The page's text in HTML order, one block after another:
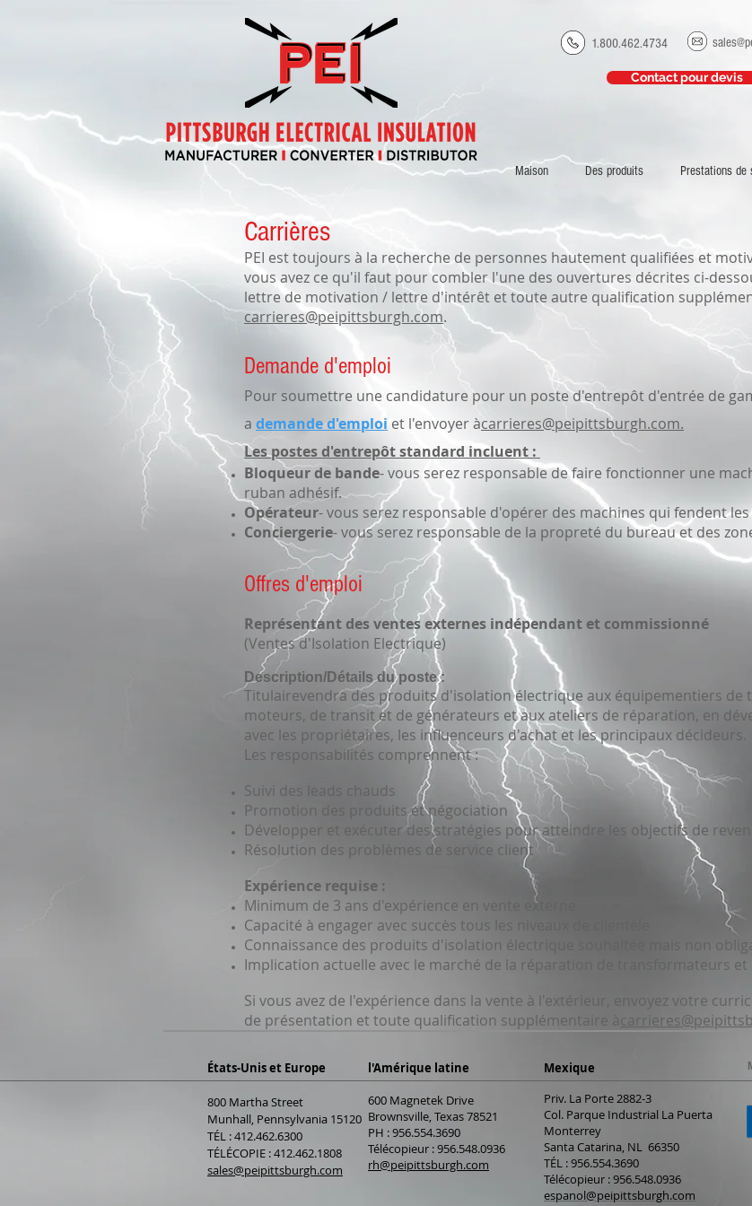
1.800.462.4734
Contact pour devis
Maison Des produits Prestations de
Carrières
PEI est toujours à la recherche de personnes hautement qualifiées et
vous avez ce qu'il faut pour combler l'une des ouvertures décrites ci-
lettre de motivation / lettre d'intérêt et toute autre qualification
carrieres@peipittsburgh.com.
Demande d'emploi
Pour soumettre une candidature pour un poste d'entrepôt d'entrée de
a demande d'emploi et l'envoyer àcarrieres@peipittsburgh.com.
Les postes d'entrepôt standard incluent :
Bloqueur de bande- vous serez responsable de faire fonctionner une
ruban adhésif.
Opérateur- vous serez responsable d'opérer des machines qui fendent
Conciergerie- vous serez responsable de la propreté du bureau et des
Offres d'emploi
Représentant des ventes externes indépendant et commissionné
(Ventes d'Isolation Electrique)
Description/Détails du poste :
Titulairevendra des produits d'isolation électrique aux équipementiers de
moteurs, de transit et de générateurs et aux ateliers de réparation, en
avec les propriétaires, les influenceurs d'achat et les principaux décideurs.
Les responsabilités comprennent :
Suivi des leads chauds
Promotion des produits et négociation
Développer et exécuter des stratégies pour atteindre les objectifs de
Résolution des problèmes de service client
Expérience requise :
Minimum de 3 ans d'expérience en vente externe
Capacité à engager avec succès tous les niveaux de clientèle
Connaissance des produits d'isolation électrique souhaitée mais non
Implication actuelle avec le marché de la réparation de transformateurs
Si vous avez de l'expérience dans la vente à l'extérieur, envoyez votre
de présentation et toute qualification supplémentaire à
États-Unis et Europe
800 Martha Street
Munhall, Pennsylvania 15120
TÉL : 412.462.6300
TÉLÉCOPIE : 412.462.1808
sales@peipittsburgh.com
l'Amérique latine
600 Magnetek Drive
Brownsville, Texas 78521
PH : 956.554.3690
Télécopieur : 956.548.0936
rh@peipittsburgh.com
Mexique
Priv. La Porte 2882-3
Col. Parque Industrial La Puerta
Monterrey
Santa Catarina, NL 66350
TÉL : 956.554.3690
Télécopieur : 956.548.0936
espanol@peipittsburgh.com